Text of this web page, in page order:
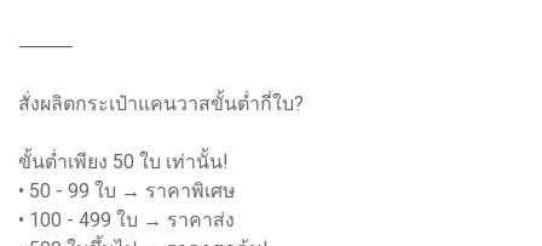
⸻
สั่งผลิตกระเป๋าแคนวาสขั้นต่ำกี่ใบ?
ขั้นต่ำเพียง 50 ใบ เท่านั้น!
• 50 - 99 ใบ → ราคาพิเศษ
• 100 - 499 ใบ → ราคาส่ง